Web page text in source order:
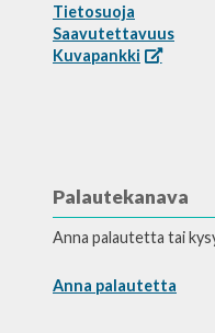
Tietosuoja
Saavutettavuus
Kuvapankki
Palautekanava
Anna palautetta tai
Anna palautetta